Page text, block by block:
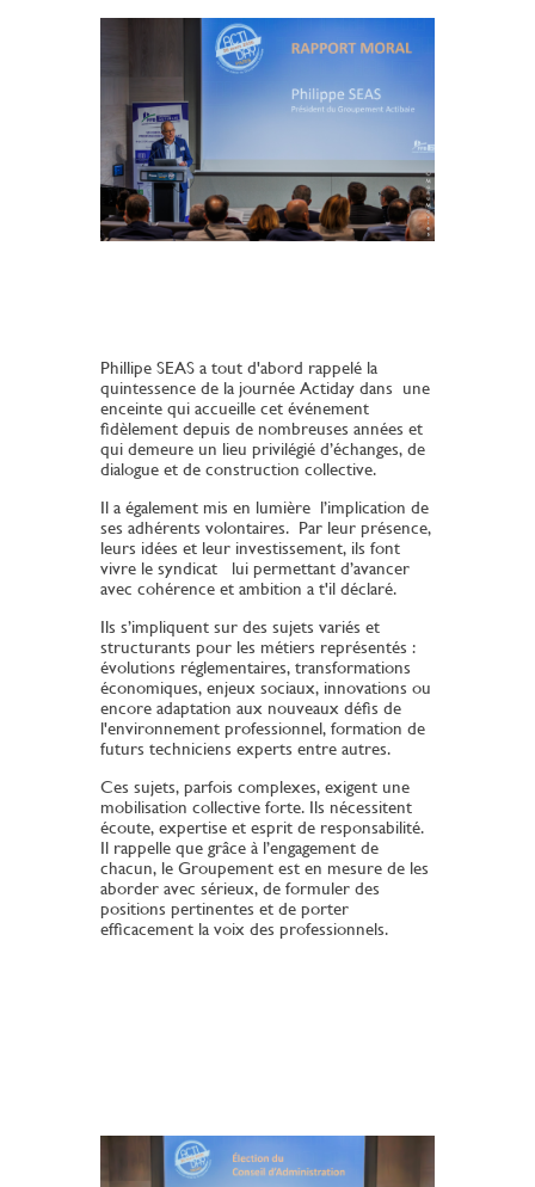
Phillipe SEAS a tout d'abord rappelé la
quintessence de la journée Actiday dans une
enceinte qui accueille cet événement
fidèlement depuis de nombreuses années et
qui demeure un lieu privilégié d’échanges, de
dialogue et de construction collective.
Il a également mis en lumière l’implication de
ses adhérents volontaires. Par leur présence,
leurs idées et leur investissement, ils font
vivre le syndicat lui permettant d’avancer
avec cohérence et ambition a t'il déclaré.
Ils s’impliquent sur des sujets variés et
structurants pour les métiers représentés :
évolutions réglementaires, transformations
économiques, enjeux sociaux, innovations ou
encore adaptation aux nouveaux défis de
l'environnement professionnel, formation de
futurs techniciens experts entre autres.
Ces sujets, parfois complexes, exigent une
mobilisation collective forte. Ils nécessitent
écoute, expertise et esprit de responsabilité.
Il rappelle que grâce à l’engagement de
chacun, le Groupement est en mesure de les
aborder avec sérieux, de formuler des
positions pertinentes et de porter
efficacement la voix des professionnels.